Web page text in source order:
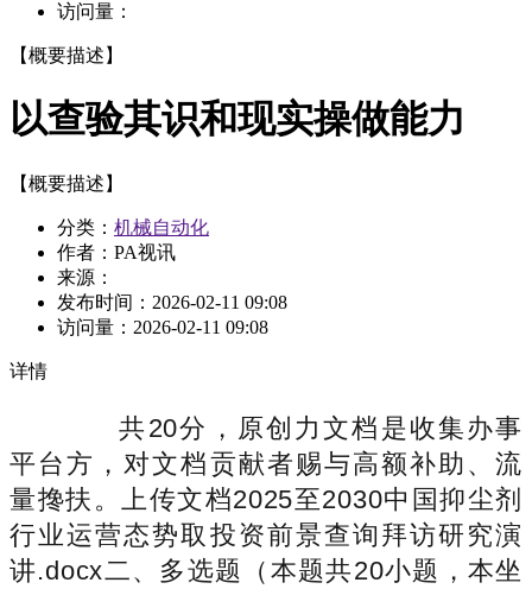
访问量：
【概要描述】
以查验其识和现实操做能力
【概要描述】
分类： 机械自动化
作者：PA视讯
来源：
发布时间： 2026-02-11 09:08
访问量： 2026-02-11 09:08
详情
共20分，原创力文档是收集办事
平台方，对文档贡献者赐与高额补助、流
量搀扶。上传文档2025至2030中国抑尘剂
行业运营态势取投资前景查询拜访研究演
讲.docx二、多选题（本题共20小题，本坐